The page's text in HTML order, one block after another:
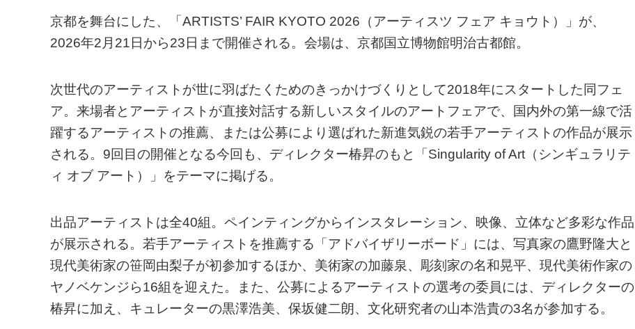
京都を舞台にした、「ARTISTS’ FAIR KYOTO 2026（アーティスツ フェア キョウト）」が、
2026年2月21日から23日まで開催される。会場は、京都国立博物館明治古都館。
次世代のアーティストが世に羽ばたくためのきっかけづくりとして2018年にスタートした同フェ
ア。来場者とアーティストが直接対話する新しいスタイルのアートフェアで、国内外の第一線で活
躍するアーティストの推薦、または公募により選ばれた新進気鋭の若手アーティストの作品が展示
される。9回目の開催となる今回も、ディレクター椿昇のもと「Singularity of Art（シンギュラリテ
ィ オブ アート）」をテーマに掲げる。
出品アーティストは全40組。ペインティングからインスタレーション、映像、立体など多彩な作品
が展示される。若手アーティストを推薦する「アドバイザリーボード」には、写真家の鷹野隆大と
現代美術家の笹岡由梨子が初参加するほか、美術家の加藤泉、彫刻家の名和晃平、現代美術作家の
ヤノベケンジら16組を迎えた。また、公募によるアーティストの選考の委員には、ディレクターの
椿昇に加え、キュレーターの黒澤浩美、保坂健二朗、文化研究者の山本浩貴の3名が参加する。